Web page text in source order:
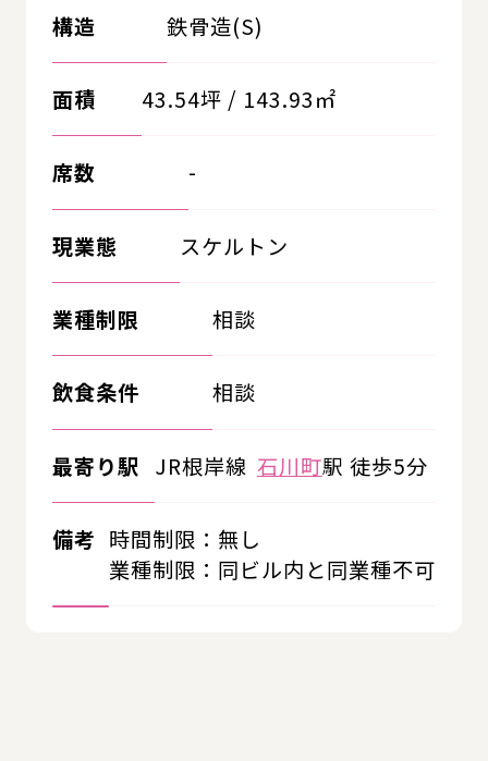
構造 鉄骨造(S)
面積 43.54坪 / 143.93㎡
席数 -
現業態 スケルトン
業種制限 相談
飲食条件 相談
最寄り駅 JR根岸線 石川町駅 徒歩5分
備考 時間制限：無し
業種制限：同ビル内と同業種不可